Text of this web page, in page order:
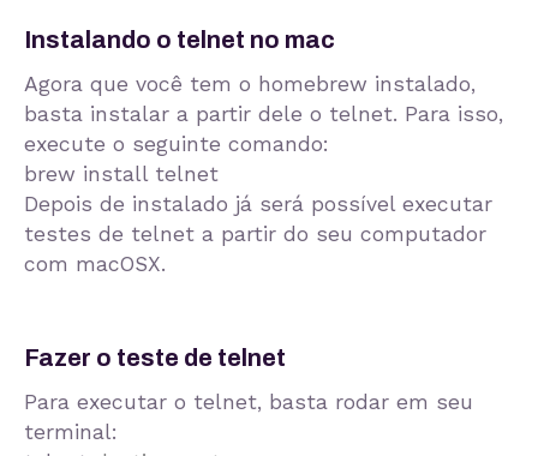
Instalando o telnet no mac
Agora que você tem o homebrew instalado,
basta instalar a partir dele o telnet. Para isso,
execute o seguinte comando:
brew install telnet
Depois de instalado já será possível executar
testes de telnet a partir do seu computador
com macOSX.
Fazer o teste de telnet
Para executar o telnet, basta rodar em seu
terminal: